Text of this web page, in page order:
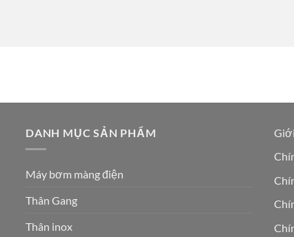
DANH MỤC SẢN PHẨM
Máy bơm màng điện
Thân Gang
Thân inox